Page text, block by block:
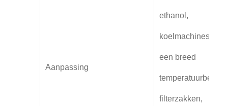
Aanpassing
ethanol,
koelmachines met
een breed
temperatuurbereik,
filterzakken,